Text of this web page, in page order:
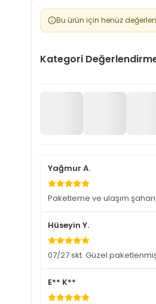
Bu ürün için henüz
Kategori
Yağmur A.
Paketleme ve ulaşım
Hüseyin Y.
07/27 skt. Güzel
E** K**